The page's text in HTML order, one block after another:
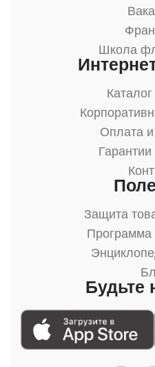
Школа
Оплата и
Гарантии
Защита
Программа
Будьте